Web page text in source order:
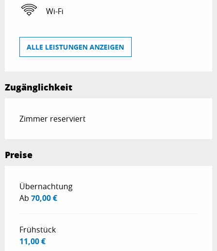
Wi-Fi
ALLE LEISTUNGEN ANZEIGEN
Zugänglichkeit
Zimmer reserviert
Preise
Preise 2026
Übernachtung
Ab 70,00 €
Frühstück
11,00 €